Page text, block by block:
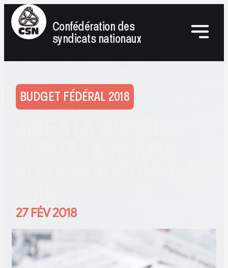
Confédération des
syndicats nationaux
BUDGET FÉDÉRAL 2018
27 FÉV 2018